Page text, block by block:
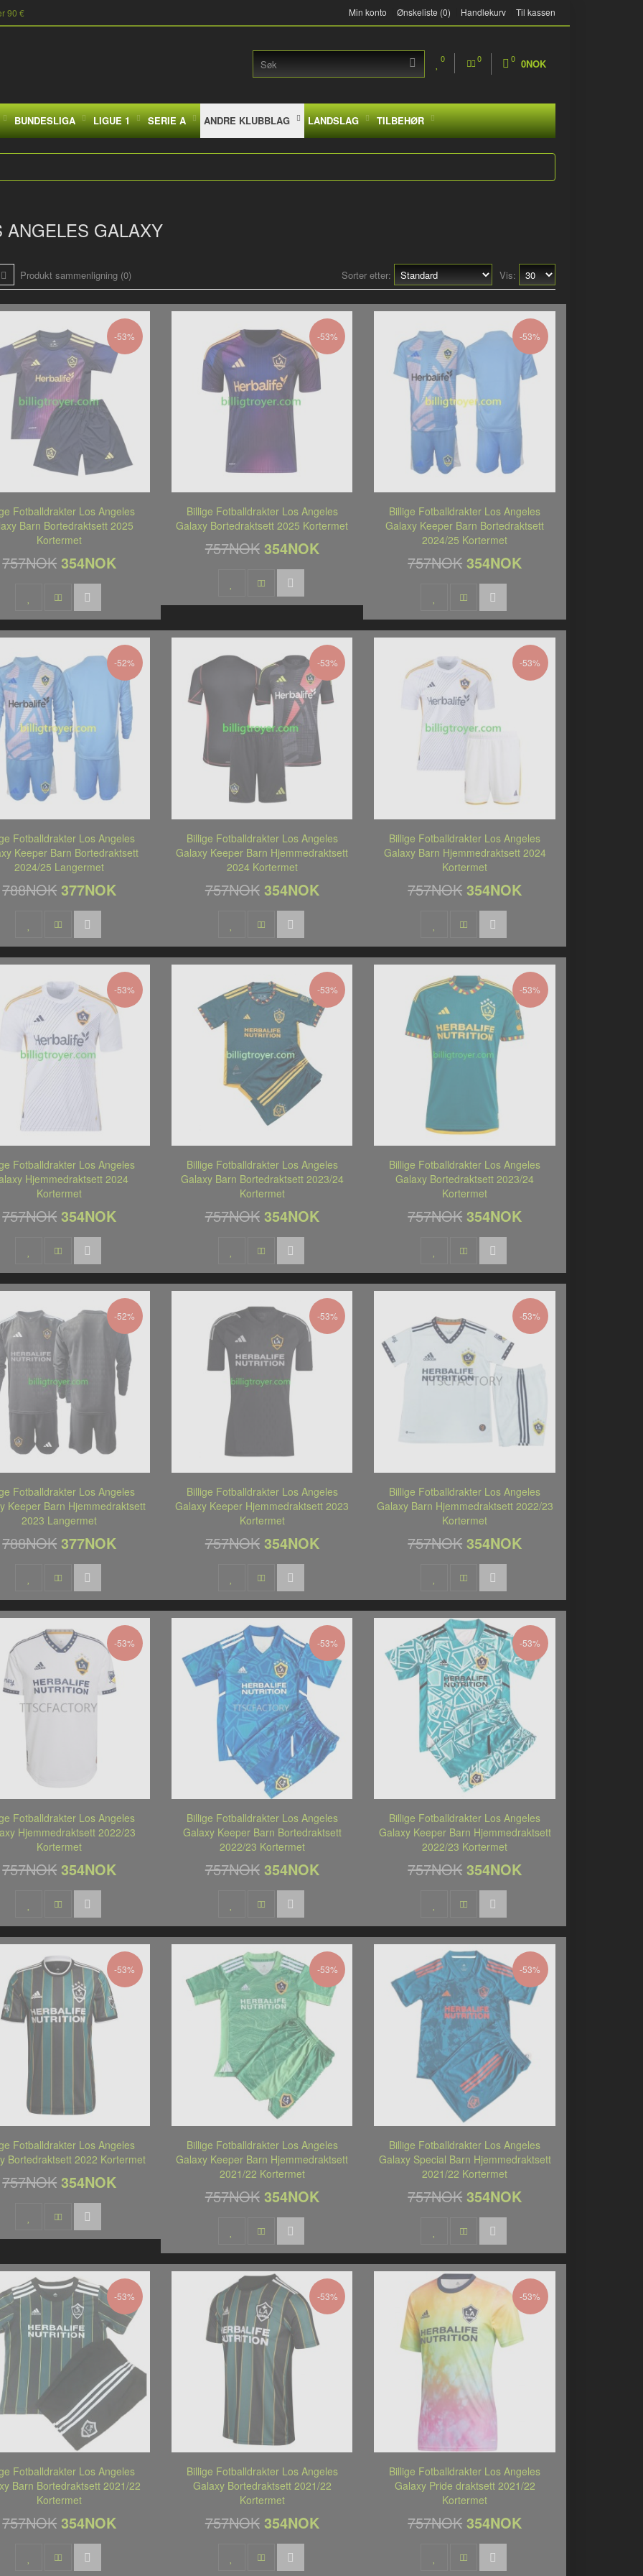
90 € Min konto Ønskeliste (0) Handlekurv Til kassen
0 0 0 0NOK
BUNDESLIGA LIGUE 1 SERIE A ANDRE KLUBBLAG LANDSLAG TILBEHØR
ANGELES GALAXY
Vis:
Sorter etter:
Produkt sammenligning (0)
-53%
Fotballdrakter Los Angeles
Barn Bortedraktsett 2025
Kortermet
757NOK 354NOK
-53%
Billige Fotballdrakter Los Angeles
Galaxy Bortedraktsett 2025 Kortermet
757NOK 354NOK
-53%
Billige Fotballdrakter Los Angeles
Galaxy Keeper Barn Bortedraktsett
2024/25 Kortermet
757NOK 354NOK
-52%
Fotballdrakter Los Angeles
Keeper Barn Bortedraktsett
2024/25 Langermet
788NOK 377NOK
-53%
Billige Fotballdrakter Los Angeles
Galaxy Keeper Barn Hjemmedraktsett
2024 Kortermet
757NOK 354NOK
-53%
Billige Fotballdrakter Los Angeles
Galaxy Barn Hjemmedraktsett 2024
Kortermet
757NOK 354NOK
-53%
Fotballdrakter Los Angeles
Hjemmedraktsett 2024
Kortermet
757NOK 354NOK
-53%
Billige Fotballdrakter Los Angeles
Galaxy Barn Bortedraktsett 2023/24
Kortermet
757NOK 354NOK
-53%
Billige Fotballdrakter Los Angeles
Galaxy Bortedraktsett 2023/24
Kortermet
757NOK 354NOK
-52%
Fotballdrakter Los Angeles
Keeper Barn Hjemmedraktsett
2023 Langermet
788NOK 377NOK
-53%
Billige Fotballdrakter Los Angeles
Galaxy Keeper Hjemmedraktsett 2023
Kortermet
757NOK 354NOK
-53%
Billige Fotballdrakter Los Angeles
Galaxy Barn Hjemmedraktsett 2022/23
Kortermet
757NOK 354NOK
-53%
Fotballdrakter Los Angeles
Hjemmedraktsett 2022/23
Kortermet
757NOK 354NOK
-53%
Billige Fotballdrakter Los Angeles
Galaxy Keeper Barn Bortedraktsett
2022/23 Kortermet
757NOK 354NOK
-53%
Billige Fotballdrakter Los Angeles
Galaxy Keeper Barn Hjemmedraktsett
2022/23 Kortermet
757NOK 354NOK
-53%
Fotballdrakter Los Angeles
Bortedraktsett 2022 Kortermet
757NOK 354NOK
-53%
Billige Fotballdrakter Los Angeles
Galaxy Keeper Barn Hjemmedraktsett
2021/22 Kortermet
757NOK 354NOK
-53%
Billige Fotballdrakter Los Angeles
Galaxy Special Barn Hjemmedraktsett
2021/22 Kortermet
757NOK 354NOK
-53%
Fotballdrakter Los Angeles
Barn Bortedraktsett 2021/22
Kortermet
757NOK 354NOK
-53%
Billige Fotballdrakter Los Angeles
Galaxy Bortedraktsett 2021/22
Kortermet
757NOK 354NOK
-53%
Billige Fotballdrakter Los Angeles
Galaxy Pride draktsett 2021/22
Kortermet
757NOK 354NOK